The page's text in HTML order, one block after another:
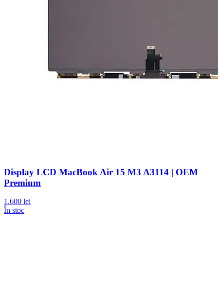
Display LCD MacBook Air 15 M3 A3114 | OEM
Premium
1.600 lei
În stoc